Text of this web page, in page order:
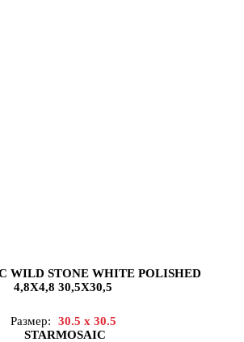
WILD STONE WHITE POLISHED
4,8X4,8 30,5X30,5
Размер:
30.5 x 30.5
STARMOSAIC